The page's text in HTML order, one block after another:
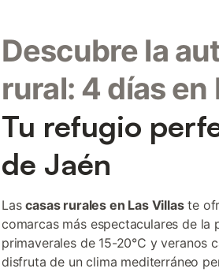
Descubre la
rural: 4 días en
Tu refugio
de Jaén
Lascasas rurales en Las Villaste
comarcas más espectaculares de
primaverales de 15-20°C y veranos
disfruta de un clima mediterráneo